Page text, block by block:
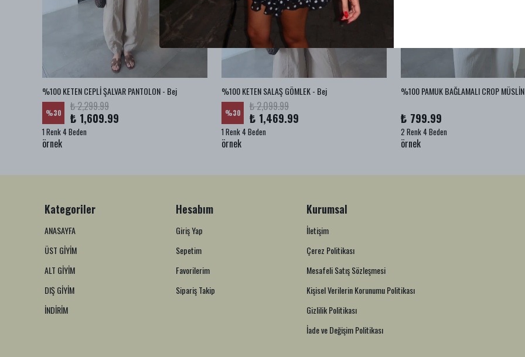
%100 KETEN CEPLİ ŞALVAR PANTOLON - Bej
%30 ₺ 2,299.99
₺ 1,609.99
1 Renk 4 Beden
örnek
%100 KETEN SALAŞ GÖMLEK - Bej
%30 ₺ 2,099.99
₺ 1,469.99
1 Renk 4 Beden
örnek
₺ 799.99
2 Renk 4 Beden
örnek
Kategoriler
ANASAYFA
ÜST GİYİM
ALT GİYİM
DIŞ GİYİM
İNDİRİM
Hesabım
Giriş Yap
Sepetim
Favorilerim
Sipariş Takip
Kurumsal
İletişim
Çerez Politikası
Mesafeli Satış Sözleşmesi
Kişisel Verilerin Korunumu Politikası
Gizlilik Politikası
İade ve Değişim Politikası